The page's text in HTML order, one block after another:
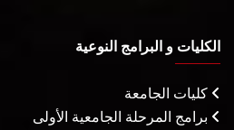
الكليات و البرامج النوعية
كليات الجامعة
برامج المرحلة الجامعية الأولى